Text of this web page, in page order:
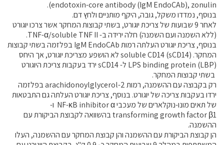
endotoxin-core antibody (IgM EndoCAb), zonulin).
בנוסף, נמדדו משקל, גובה, היקף מותניים ולחץ דם.
לאחר 9 שבועות של צריכת יוגורט, בשתי קבוצות המחקר אשר צרכו יוגורט
(ללא השמנה ועם השמנה) חלה ירידה ב- TNF-α/soluble TNF II.
בנוסף, צריכת יוגורט העלתה רמות IgM EndoCAb בפלזמה בשתי קבוצות
המחקר. soluble CD14 (sCD14) לא הושפע מצריכת יוגורט, אך היחס
LPS binding protein (LBP) ל- sCD14 ירד בעקבות צריכת היוגורט
בשתי קבוצות המחקר.
רק בקבוצה עם ההשמנה, רמות 2-arachidonoylglycerol בפלזמה
ירדו בעקבות צריכה של יוגורט. בנוסף, צריכת יוגורט העלתה גם התבטאות
של תאים מונו-נוקלארים של מעכבי NF-κB inhibitor α ו-
transforming growth factor β1 בהשוואה לקבוצת הביקורת עם
ההשמנה.
הן קבוצת הביקורת עם ההשמנה והן קבוצת המחקר עם ההשמנה, העלו